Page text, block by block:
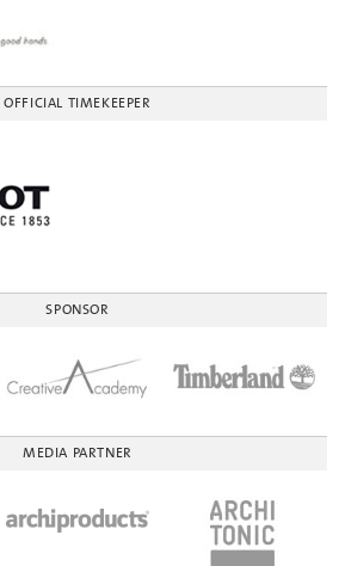
OFFICIAL TIMEKEEPER
SPONSOR
MEDIA PARTNER